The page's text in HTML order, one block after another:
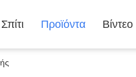
Σπίτι Προϊόντα Βίντεο